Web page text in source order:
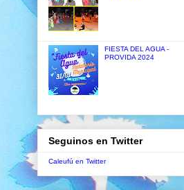
FIESTA DEL AGUA -
PROVIDA 2024
Seguinos en Twitter
Caleufú en Twitter